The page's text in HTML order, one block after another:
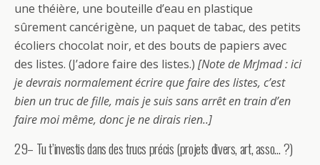
une théière, une bouteille d’eau en plastique
sûrement cancérigène, un paquet de tabac, des petits
écoliers chocolat noir, et des bouts de papiers avec
des listes. (J’adore faire des listes.) [Note de MrJmad : ici
je devrais normalement écrire que faire des listes, c’est
bien un truc de fille, mais je suis sans arrêt en train d’en
faire moi même, donc je ne dirais rien..]
29– Tu t’investis dans des trucs précis (projets divers, art, asso… ?)